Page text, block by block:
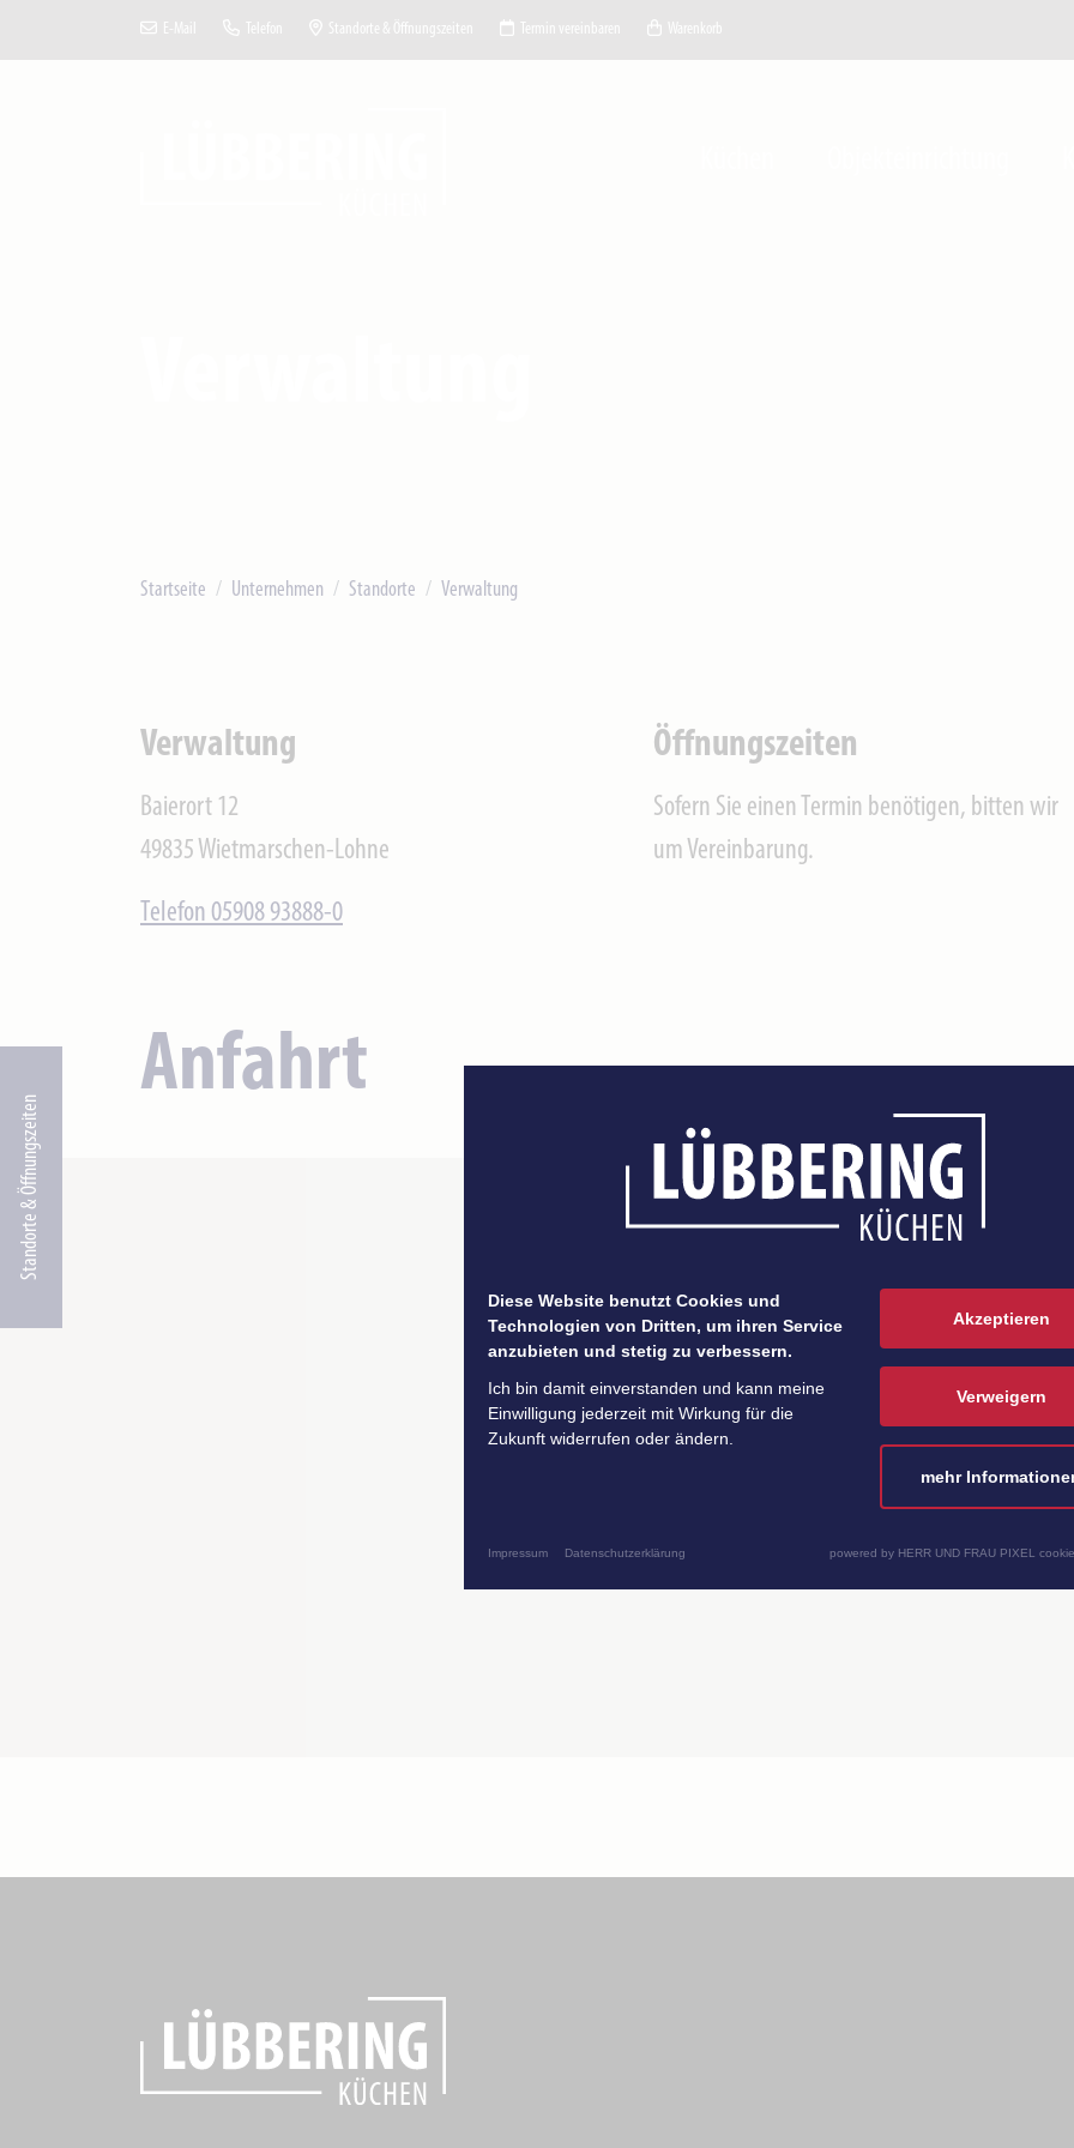
Standorte & Öffnungszeiten
E-Mail Telefon Standorte & Öffnungszeiten Termin vereinbaren Warenkorb
Startseite Unternehmen Standorte Verwaltung
Verwaltung
Baierort 12
49835 Wietmarschen-Lohne
Telefon 05908 93888-0
Öffnungszeiten
Sofern Sie einen Termin benötigen, bitten wir
um Vereinbarung.
Anfahrt
Diese Website benutzt Cookies und
Technologien von Dritten, um ihren Service
anzubieten und stetig zu verbessern.
Ich bin damit einverstanden und kann meine
Einwilligung jederzeit mit Wirkung für die
Zukunft widerrufen oder ändern.
Akzeptieren
Verweigern
mehr
Impressum Datenschutzerklärung powered by HERR UND FRAU PIXEL